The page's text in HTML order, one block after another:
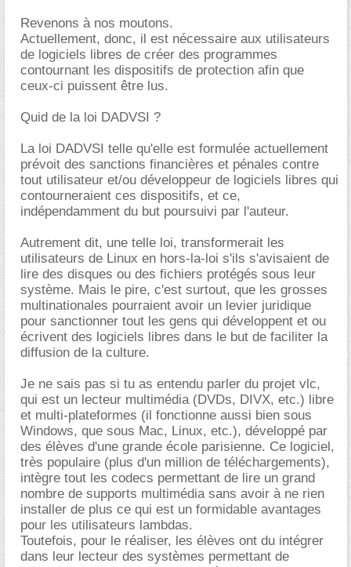
Revenons à nos moutons.
Actuellement, donc, il est nécessaire aux utilisateurs
de logiciels libres de créer des programmes
contournant les dispositifs de protection afin que
ceux-ci puissent être lus.
Quid de la loi DADVSI ?
La loi DADVSI telle qu'elle est formulée actuellement
prévoit des sanctions financières et pénales contre
tout utilisateur et/ou développeur de logiciels libres qui
contourneraient ces dispositifs, et ce,
indépendamment du but poursuivi par l'auteur.
Autrement dit, une telle loi, transformerait les
utilisateurs de Linux en hors-la-loi s'ils s'avisaient de
lire des disques ou des fichiers protégés sous leur
système. Mais le pire, c'est surtout, que les grosses
multinationales pourraient avoir un levier juridique
pour sanctionner tout les gens qui développent et ou
écrivent des logiciels libres dans le but de faciliter la
diffusion de la culture.
Je ne sais pas si tu as entendu parler du projet vlc,
qui est un lecteur multimédia (DVDs, DIVX, etc.) libre
et multi-plateformes (il fonctionne aussi bien sous
Windows, que sous Mac, Linux, etc.), développé par
des élèves d'une grande école parisienne. Ce logiciel,
très populaire (plus d'un million de téléchargements),
intègre tout les codecs permettant de lire un grand
nombre de supports multimédia sans avoir à ne rien
installer de plus ce qui est un formidable avantages
pour les utilisateurs lambdas.
Toutefois, pour le réaliser, les élèves ont du intégrer
dans leur lecteur des systèmes permettant de